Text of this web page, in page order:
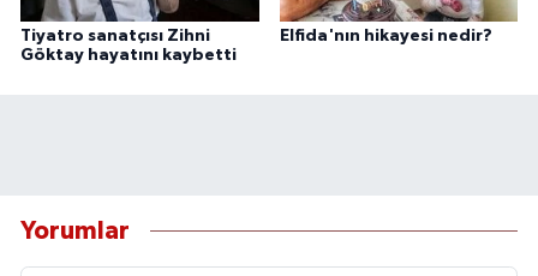
Tiyatro sanatçısı Zihni
Göktay hayatını kaybetti
Elfida'nın hikayesi nedir?
Yorumlar